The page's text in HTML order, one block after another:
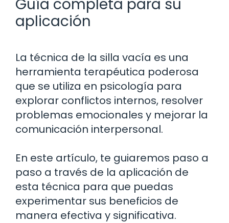
Guía completa para su
aplicación
La técnica de la silla vacía es una
herramienta terapéutica poderosa
que se utiliza en psicología para
explorar conflictos internos, resolver
problemas emocionales y mejorar la
comunicación interpersonal.
En este artículo, te guiaremos paso a
paso a través de la aplicación de
esta técnica para que puedas
experimentar sus beneficios de
manera efectiva y significativa.